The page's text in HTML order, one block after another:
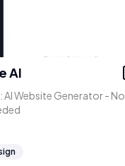
AI
AI Website Generator - No